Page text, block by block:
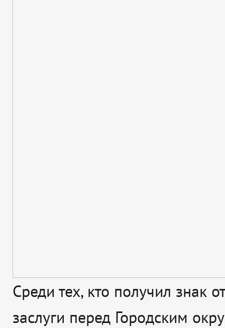
Среди тех, кто получил знак
заслуги перед Городским